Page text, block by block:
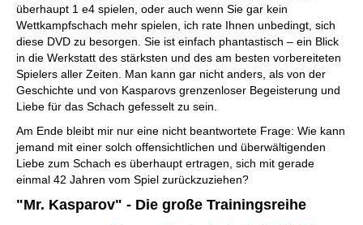
überhaupt 1 e4 spielen, oder auch wenn Sie gar kein
Wettkampfschach mehr spielen, ich rate Ihnen unbedingt, sich
diese DVD zu besorgen. Sie ist einfach phantastisch – ein Blick
in die Werkstatt des stärksten und des am besten vorbereiteten
Spielers aller Zeiten. Man kann gar nicht anders, als von der
Geschichte und von Kasparovs grenzenloser Begeisterung und
Liebe für das Schach gefesselt zu sein.
Am Ende bleibt mir nur eine nicht beantwortete Frage: Wie kann
jemand mit einer solch offensichtlichen und überwältigenden
Liebe zum Schach es überhaupt ertragen, sich mit gerade
einmal 42 Jahren vom Spiel zurückzuziehen?
"Mr. Kasparov" - Die große Trainingsreihe